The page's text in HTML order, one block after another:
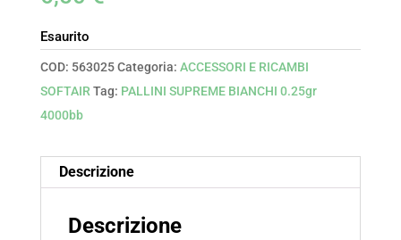
Esaurito
COD: 563025 Categoria: ACCESSORI E RICAMBI
SOFTAIR Tag: PALLINI SUPREME BIANCHI 0.25gr
4000bb
Descrizione
Descrizione